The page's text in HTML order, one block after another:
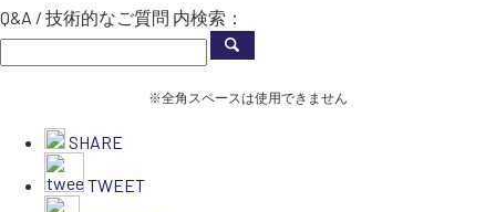
Q&A / 技術的なご質問 内検索：
※全角スペースは使用できません
SHARE
TWEET